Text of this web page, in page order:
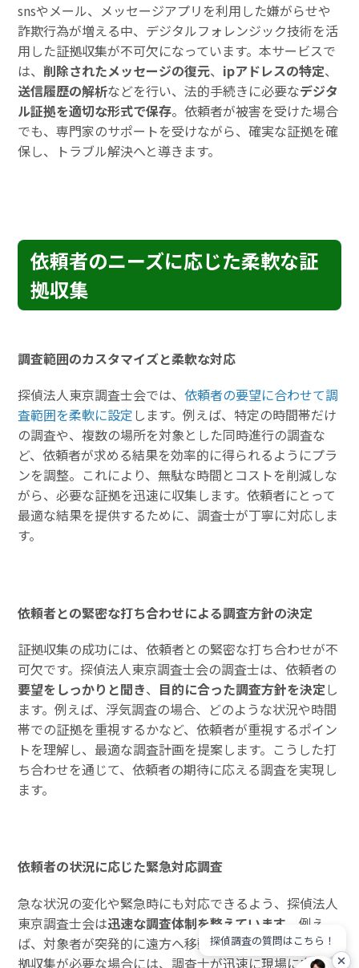
snsやメール、メッセージアプリを利用した嫌がらせや
詐欺行為が増える中、デジタルフォレンジック技術を活
用した証拠収集が不可欠になっています。本サービスで
は、 削除されたメッセージの復元、 ipアドレスの特定、
送信履歴の解析などを行い、法的手続きに必要なデジタ
ル証拠を適切な形式で保存。依頼者が被害を受けた場合
でも、専門家のサポートを受けながら、確実な証拠を確
保し、トラブル解決へと導きます。
依頼者のニーズに応じた柔軟な証
拠収集
調査範囲のカスタマイズと柔軟な対応
探偵法人東京調査士会では、依頼者の要望に合わせて調
査範囲を柔軟に設定 します。例えば、特定の時間帯だけ
の調査や、複数の場所を対象とした同時進行の調査な
ど、依頼者が求める結果を効率的に得られるようにプラ
ンを調整。これにより、無駄な時間とコストを削減しな
がら、必要な証拠を迅速に収集します。依頼者にとって
最適な結果を提供するために、調査士が丁寧に対応しま
す。
依頼者との緊密な打ち合わせによる調査方針の決定
証拠収集の成功には、依頼者との緊密な打ち合わせが不
可欠です。探偵法人東京調査士会の調査士は、依頼者の
要望をしっかりと聞き、 目的に合った調査方針を決定し
ます。例えば、浮気調査の場合、どのような状況や時間
帯での証拠を重視するかなど、依頼者が重視するポイン
トを理解し、最適な調査計画を提案します。こうした打
ち合わせを通じて、依頼者の期待に応える調査を実現し
ます。
依頼者の状況に応じた緊急対応調査
急な状況の変化や緊急時にも対応できるよう、探偵法人
東京調査士会は迅速な調査体制を整えています 。例え
ば、対象者が突発的に遠方へ移動した場合や、緊急の証
拠収集が必要な場合には、調査士が迅速に現場に向か
探偵調査の質問はこちら！